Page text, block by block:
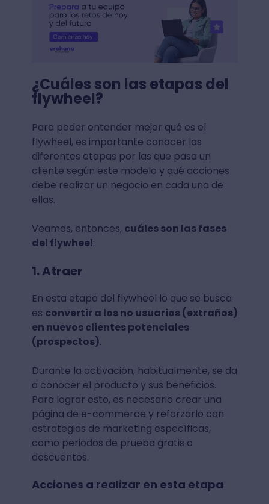
¿Cuáles son las etapas del
flywheel?
Para poder entender mejor qué es el
flywheel, es importante conocer las
diferentes etapas por las que pasa un
cliente según este modelo y qué acciones
debe realizar un negocio en cada una de
ellas.
Veamos, entonces, cuáles son las fases
del flywheel:
1. Atraer
En esta etapa del flywheel lo que se busca
es convertir a los no usuarios (extraños)
en nuevos clientes potenciales
(prospectos).
Durante la activación, habitualmente, se da
a conocer el producto y sus beneficios.
Para lograr esto, es necesario crear una
página de e-commerce y reforzarlo con
estrategias de marketing específicas,
como periodos de prueba gratis o
descuentos.
Acciones a realizar en esta etapa